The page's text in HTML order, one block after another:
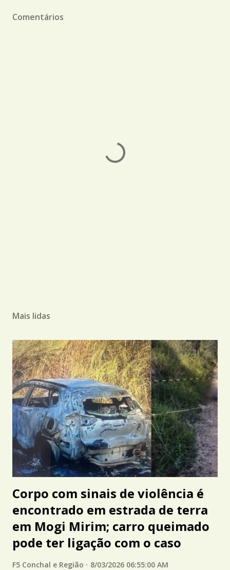
Comentários
Mais lidas
Corpo com sinais de violência é
encontrado em estrada de terra
em Mogi Mirim; carro queimado
pode ter ligação com o caso
F5 Conchal e Região 8/03/2026 06:55:00 AM